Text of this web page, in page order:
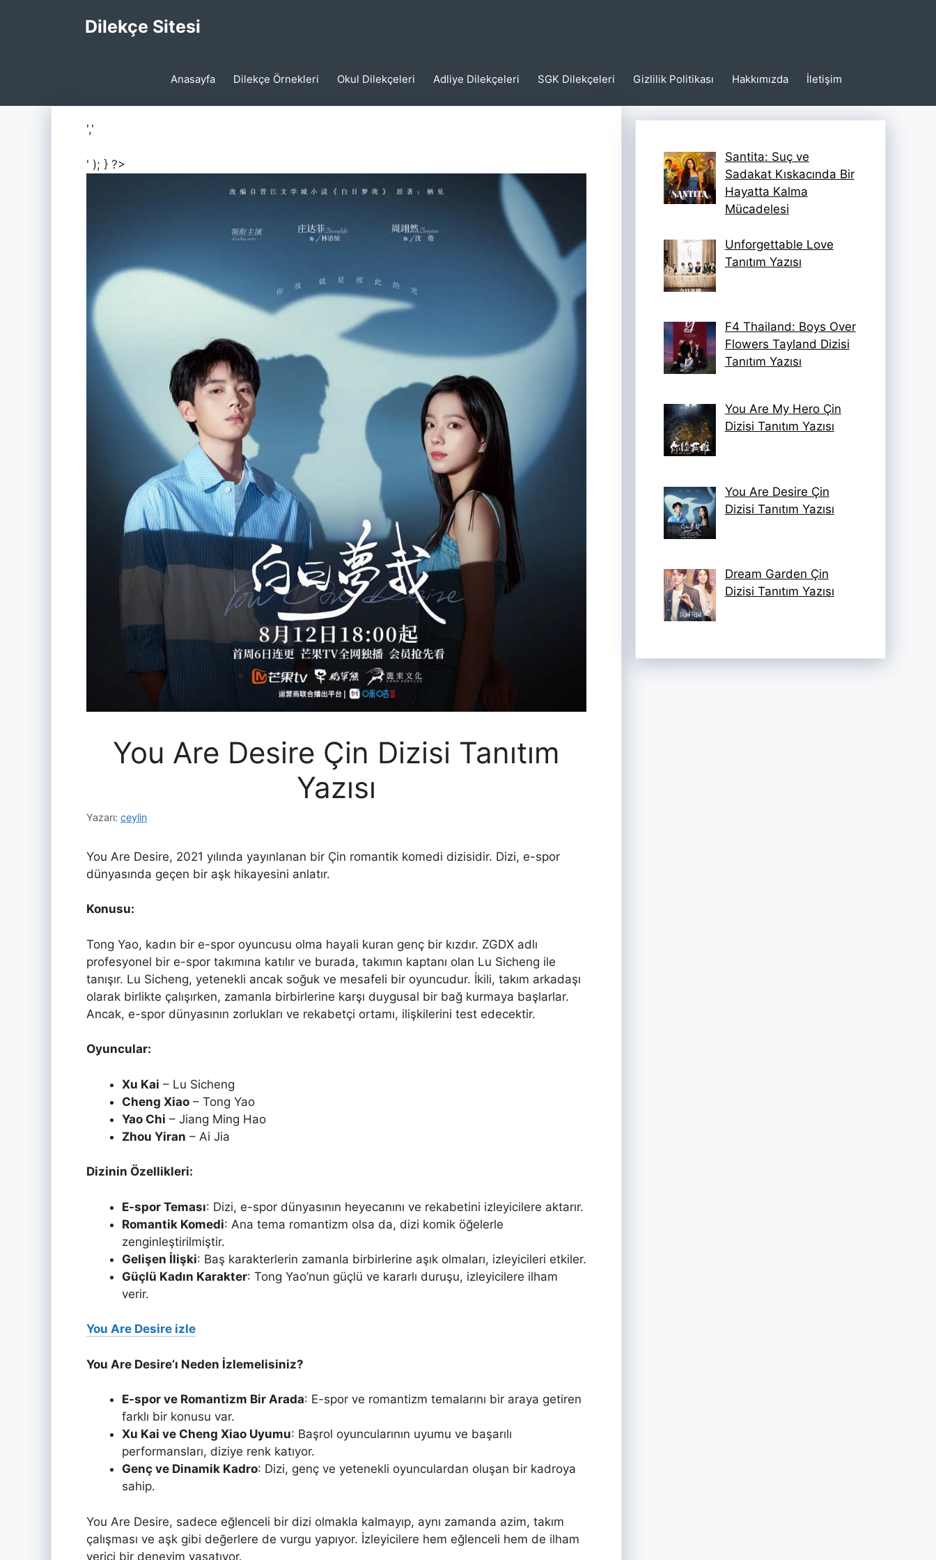
Dilekçe Sitesi
Anasayfa Dilekçe Örnekleri Okul Dilekçeleri Adliye Dilekçeleri SGK Dilekçeleri Gizlilik Politikası Hakkımızda İletişim
','
' ); } ?>
You Are Desire Çin Dizisi Tanıtım
Yazısı
Yazarı: ceylin
You Are Desire, 2021 yılında yayınlanan bir Çin romantik komedi dizisidir. Dizi, e-spor
dünyasında geçen bir aşk hikayesini anlatır.
Konusu:
Tong Yao, kadın bir e-spor oyuncusu olma hayali kuran genç bir kızdır. ZGDX adlı
profesyonel bir e-spor takımına katılır ve burada, takımın kaptanı olan Lu Sicheng ile
tanışır. Lu Sicheng, yetenekli ancak soğuk ve mesafeli bir oyuncudur. İkili, takım arkadaşı
olarak birlikte çalışırken, zamanla birbirlerine karşı duygusal bir bağ kurmaya başlarlar.
Ancak, e-spor dünyasının zorlukları ve rekabetçi ortamı, ilişkilerini test edecektir.
Oyuncular:
Xu Kai – Lu Sicheng
Cheng Xiao – Tong Yao
Yao Chi – Jiang Ming Hao
Zhou Yiran – Ai Jia
Dizinin Özellikleri:
E-spor Teması: Dizi, e-spor dünyasının heyecanını ve rekabetini izleyicilere aktarır.
Romantik Komedi: Ana tema romantizm olsa da, dizi komik öğelerle
zenginleştirilmiştir.
Gelişen İlişki: Baş karakterlerin zamanla birbirlerine aşık olmaları, izleyicileri etkiler.
Güçlü Kadın Karakter: Tong Yao’nun güçlü ve kararlı duruşu, izleyicilere ilham
verir.
You Are Desire izle
You Are Desire’ı Neden İzlemelisiniz?
E-spor ve Romantizm Bir Arada: E-spor ve romantizm temalarını bir araya getiren
farklı bir konusu var.
Xu Kai ve Cheng Xiao Uyumu: Başrol oyuncularının uyumu ve başarılı
performansları, diziye renk katıyor.
Genç ve Dinamik Kadro: Dizi, genç ve yetenekli oyunculardan oluşan bir kadroya
sahip.
You Are Desire, sadece eğlenceli bir dizi olmakla kalmayıp, aynı zamanda azim, takım
çalışması ve aşk gibi değerlere de vurgu yapıyor. İzleyicilere hem eğlenceli hem de ilham
verici bir deneyim yaşatıyor.
Santita: Suç ve
Sadakat Kıskacında Bir
Hayatta Kalma
Mücadelesi
Unforgettable Love
Tanıtım Yazısı
F4 Thailand: Boys Over
Flowers Tayland Dizisi
Tanıtım Yazısı
You Are My Hero Çin
Dizisi Tanıtım Yazısı
You Are Desire Çin
Dizisi Tanıtım Yazısı
Dream Garden Çin
Dizisi Tanıtım Yazısı